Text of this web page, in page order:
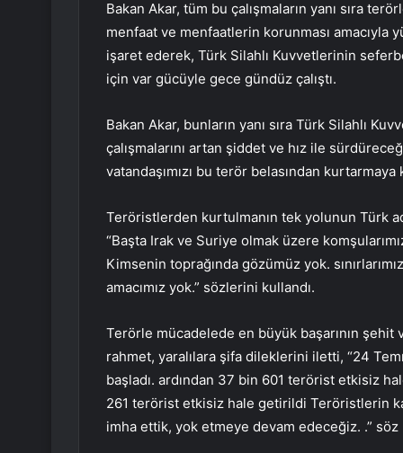
Bakan Akar, tüm bu çalışmaların yanı sıra
menfaat ve menfaatlerin korunması amacıyla
işaret ederek, Türk Silahlı Kuvvetlerinin
için var gücüyle gece gündüz çalıştı.
Bakan Akar, bunların yanı sıra Türk Silahlı
çalışmalarını artan şiddet ve hız ile
vatandaşımızı bu terör belasından kurtarmaya
Teröristlerden kurtulmanın tek yolunun Türk
“Başta Irak ve Suriye olmak üzere
Kimsenin toprağında gözümüz yok.
amacımız yok.” sözlerini kullandı.
Terörle mücadelede en büyük başarının
rahmet, yaralılara şifa dileklerini iletti, “24
başladı. ardından 37 bin 601 terörist etkisiz
261 terörist etkisiz hale getirildi Teröristlerin
imha ettik, yok etmeye devam edeceğiz. .”